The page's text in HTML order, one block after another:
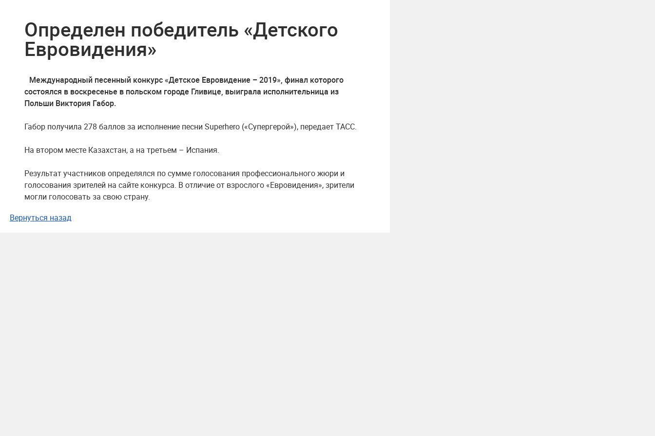
Определен победитель «Детского
Евровидения»
Международный песенный конкурс «Детское Евровидение – 2019», финал которого
состоялся в воскресенье в польском городе Гливице, выиграла исполнительница из
Польши Виктория Габор.
Габор получила 278 баллов за исполнение песни Superhero («Супергерой»), передает ТАСС.
На втором месте Казахстан, а на третьем – Испания.
Результат участников определялся по сумме голосования профессионального жюри и
голосования зрителей на сайте конкурса. В отличие от взрослого «Евровидения», зрители
могли голосовать за свою страну.
Вернуться назад